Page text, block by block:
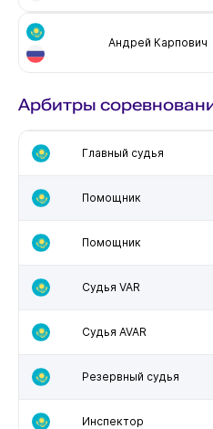
Андрей Карпович
Арбитры
Главный судья
Помощник
Помощник
Судья VAR
Судья AVAR
Резервный судья
Инспектор